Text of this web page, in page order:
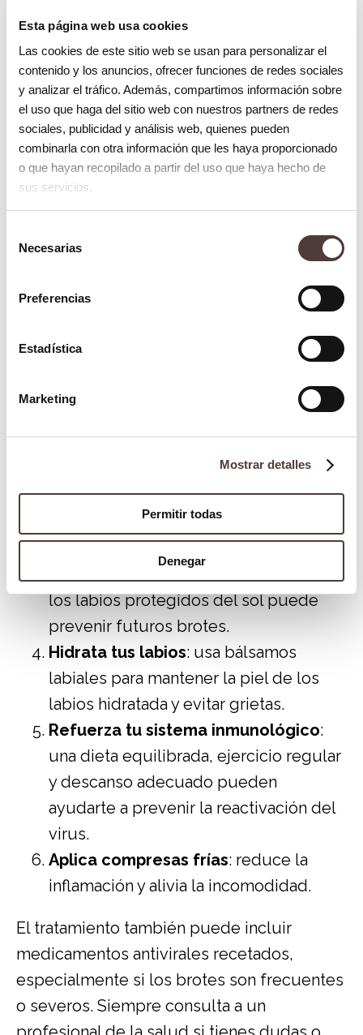
Esta página web usa cookies
Las cookies de este sitio web se usan para personalizar el
contenido y los anuncios, ofrecer funciones de redes sociales
y analizar el tráfico. Además, compartimos información sobre
el uso que haga del sitio web con nuestros partners de redes
sociales, publicidad y análisis web, quienes pueden
combinarla con otra información que les haya proporcionado
o que hayan recopilado a partir del uso que haya hecho de
sus servicios.
Necesarias
Preferencias
Estadística
Marketing
Mostrar detalles
Permitir todas
Denegar
menstrual o cambios hormonales
pueden ser factores desencadenantes.
Fiebre o infecciones: resfriados y
gripes también pueden provocar la
aparición de calenturas labiales.
Prevención y tratamiento
Aunque no existe una cura definitiva para el
que puedes tomar para prevenir y tratar los
medicamentos tópicos, como las
cremas con aciclovir, son efectivos si
Evita tocar las ampollas: esto reduce
el riesgo de extender el virus a otras
partes del cuerpo o a otras personas.
Usa protector solar labial
los labios protegidos del sol puede
prevenir futuros brotes.
Hidrata tus labios: usa bálsamos
labiales para mantener la piel de los
labios hidratada y evitar grietas.
Refuerza tu sistema inmunológico:
una dieta equilibrada, ejercicio regular
y descanso adecuado pueden
ayudarte a prevenir la reactivación del
virus.
Aplica compresas frías: reduce la
inflamación y alivia la incomodidad.
El tratamiento también puede incluir
medicamentos antivirales recetados,
especialmente si los brotes son frecuentes
o severos. Siempre consulta a un